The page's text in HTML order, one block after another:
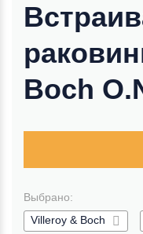
Boch
Выбрано:
Villeroy & Boch